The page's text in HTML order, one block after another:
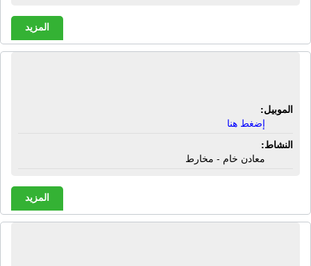
المزيد
الموبيل:
إضغط هنا
النشاط:
معادن خام - مخارط
المزيد